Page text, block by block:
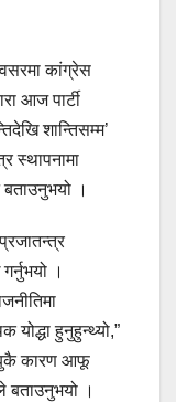
कांग्रेस
आज पार्टी
शान्तिसम्म’
स्थापनामा
बताउनुभयो ।
।
हुनुहुन्थ्यो,”
कारण आफू
बताउनुभयो ।